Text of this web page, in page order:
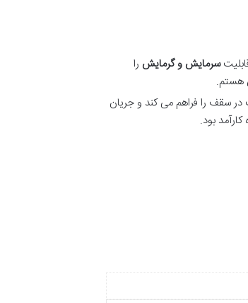
سرمایش و گرمایش را
هستم.
سقف را فراهم می کند و جریان
بود.